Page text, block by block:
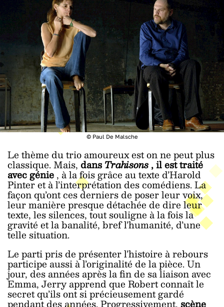
© Paul De Malsche
Le thème du trio amoureux est on ne peut plus
classique. Mais, dansTrahisons, il est traité
avec génie, à la fois grâce au texte d’Harold
Pinter et à l’interprétation des comédiens. La
façon qu’ont ces derniers de poser leur voix,
leur manière presque détachée de dire leur
texte, les silences, tout souligne à la fois la
gravité et la banalité, bref l’humanité, d’une
telle situation.
Le parti pris de présenter l’histoire à rebours
participe aussi à l’originalité de la pièce. Un
jour, des années après la fin de sa liaison avec
Emma, Jerry apprend que Robert connaît le
secret qu’ils ont si précieusement gardé
pendant des années. Progressivement, scène